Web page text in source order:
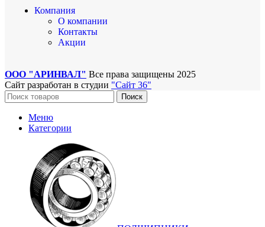
Компания
О компании
Контакты
Акции
ООО "АРИНВАЛ" Все права защищены 2025
Сайт разработан в студии "Сайт 36"
Поиск
Меню
Категории